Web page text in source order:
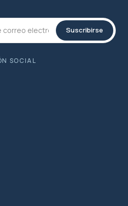
Suscribirse
SOCIAL